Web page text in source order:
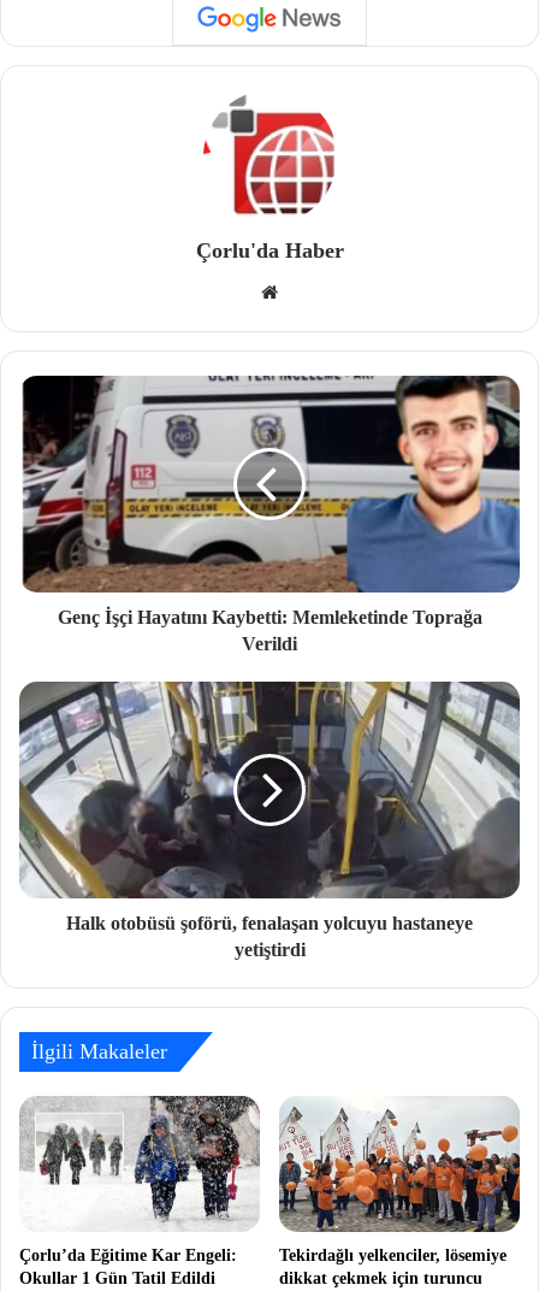
Çorlu'da Haber
site
si
Genç İşçi Hayatını Kaybetti: Memleketinde Toprağa
Verildi
Halk otobüsü şoförü, fenalaşan yolcuyu hastaneye
yetiştirdi
İlgili Makaleler
Çorlu’da Eğitime Kar Engeli:
Okullar 1 Gün Tatil Edildi
Tekirdağlı yelkenciler, lösemiye
dikkat çekmek için turuncu